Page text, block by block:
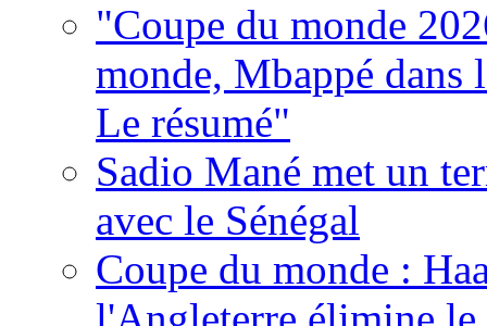
"Coupe du monde
monde, Mbappé dans
Le résumé"
Sadio Mané met un
avec le Sénégal
Coupe du monde :